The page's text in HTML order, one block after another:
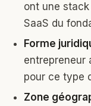
ont une
SaaS du
Forme
entrepreneur
pour ce type
Zone